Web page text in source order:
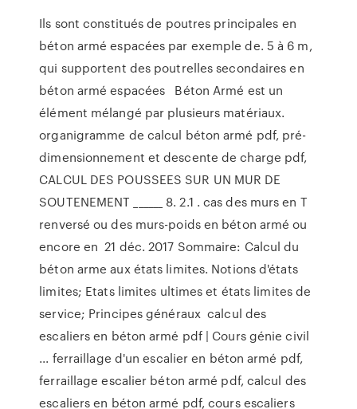
Ils sont constitués de poutres principales en
béton armé espacées par exemple de. 5 à 6 m,
qui supportent des poutrelles secondaires en
béton armé espacées Béton Armé est un
élément mélangé par plusieurs matériaux.
organigramme de calcul béton armé pdf, pré-
dimensionnement et descente de charge pdf,
CALCUL DES POUSSEES SUR UN MUR DE
SOUTENEMENT ______ 8. 2.1 . cas des murs en T
renversé ou des murs-poids en béton armé ou
encore en 21 déc. 2017 Sommaire: Calcul du
béton arme aux états limites. Notions d'états
limites; Etats limites ultimes et états limites de
service; Principes généraux calcul des
escaliers en béton armé pdf | Cours génie civil
... ferraillage d'un escalier en béton armé pdf,
ferraillage escalier béton armé pdf, calcul des
escaliers en béton armé pdf, cours escaliers